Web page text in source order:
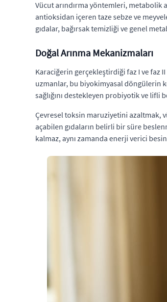
Vücut arındırma yöntemleri, metabolik
antioksidan içeren taze sebze ve
gıdalar, bağırsak temizliği ve genel
Doğal Arınma Mekanizmaları
Karaciğerin gerçekleştirdiği faz I ve faz
uzmanlar, bu biyokimyasal döngülerin
sağlığını destekleyen probiyotik ve
Çevresel toksin maruziyetini azaltmak,
açabilen gıdaların belirli bir süre
kalmaz, aynı zamanda enerji verici